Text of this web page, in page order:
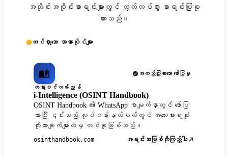
အသိုင်းအဝိုင်းစာရင်းများတွင် လွတ်လပ်စွာ စာရင်းပြုစု
ထားသည်။
ထင်ရှားသော အာဏာပိုင်များ
အတည်ပြုထားသော ဖော်ပြမှု
တရားဝင်လမ်းညွှန်
i-Intelligence (OSINT Handbook)
OSINT Handbook ၏ WhatsApp စာမျက်နှာတွင် ဖော်ပြ
ထားပြီး ၎င်းသည် လုပ်ငန်းနယ်ပယ်တွင် အလေးစားရဆုံး
ကိုးကားချက်များထဲမှ တစ်ခုဖြစ်သည်။
osinthandbook.com အရင်းအမြစ်ကိုကြည့်ပါ